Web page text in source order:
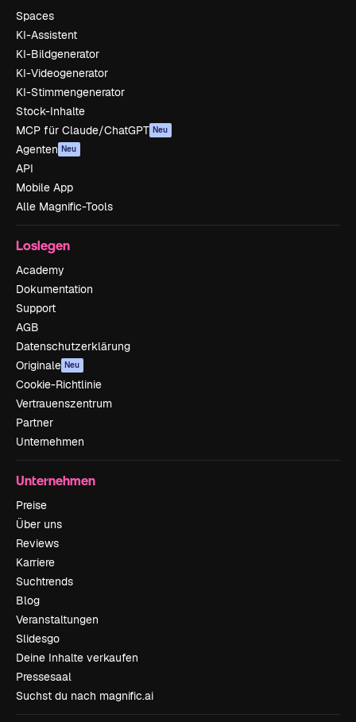
Spaces
KI-Assistent
KI-Bildgenerator
KI-Videogenerator
KI-Stimmengenerator
Stock-Inhalte
MCP für Claude/ChatGPT Neu
Agenten Neu
API
Mobile App
Alle Magnific-Tools
Loslegen
Academy
Dokumentation
Support
AGB
Datenschutzerklärung
Originale Neu
Cookie-Richtlinie
Vertrauenszentrum
Partner
Unternehmen
Unternehmen
Preise
Über uns
Reviews
Karriere
Suchtrends
Blog
Veranstaltungen
Slidesgo
Deine Inhalte verkaufen
Pressesaal
Suchst du nach magnific.ai